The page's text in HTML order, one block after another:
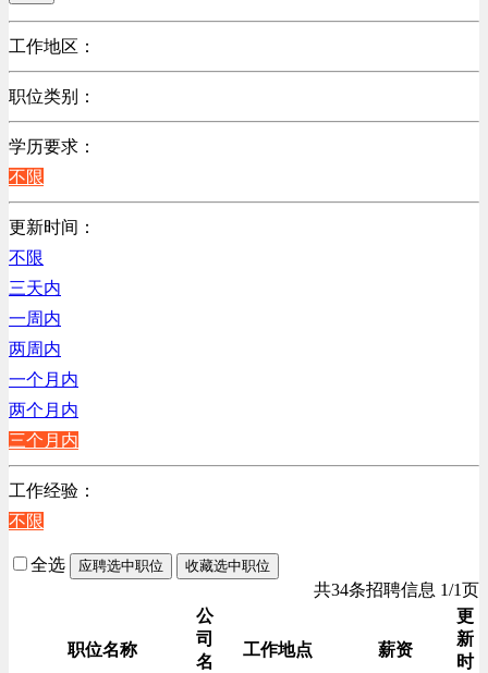
工作地区：
不限
职位类别：
不限
学历要求：
不限
更新时间：
不限
三天内
一周内
两周内
一个月内
两个月内
三个月内
工作经验：
不限
全选 应聘选中职位 收藏选中职位
共34条招聘信息 1/1页
职位名称
公
司
名
工作地点 薪资
更
新
时